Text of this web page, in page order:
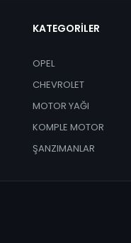
KATEGORİLER
OPEL
CHEVROLET
MOTOR YAĞI
KOMPLE MOTOR
ŞANZIMANLAR